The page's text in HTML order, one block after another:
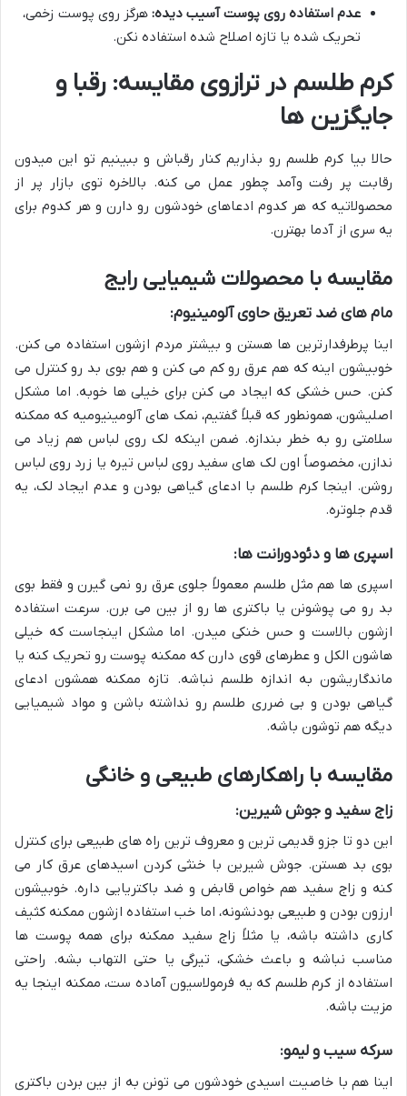
عدم استفاده روی پوست آسیب دیده: هرگز روی پوست زخمی،
تحریک شده یا تازه اصلاح شده استفاده نکن.
کرم طلسم در ترازوی مقایسه: رقبا و
جایگزین ها
حالا بیا کرم طلسم رو بذاریم کنار رقباش و ببینیم تو این میدون
رقابت پر رفت وآمد چطور عمل می کنه. بالاخره توی بازار پر از
محصولاتیه که هر کدوم ادعاهای خودشون رو دارن و هر کدوم برای
یه سری از آدما بهترن.
مقایسه با محصولات شیمیایی رایج
مام های ضد تعریق حاوی آلومینیوم:
اینا پرطرفدارترین ها هستن و بیشتر مردم ازشون استفاده می کنن.
خوبیشون اینه که هم عرق رو کم می کنن و هم بوی بد رو کنترل می
کنن. حس خشکی که ایجاد می کنن برای خیلی ها خوبه. اما مشکل
اصلیشون، همونطور که قبلاً گفتیم، نمک های آلومینیومیه که ممکنه
سلامتی رو به خطر بندازه. ضمن اینکه لک روی لباس هم زیاد می
ندازن، مخصوصاً اون لک های سفید روی لباس تیره یا زرد روی لباس
روشن. اینجا کرم طلسم با ادعای گیاهی بودن و عدم ایجاد لک، یه
قدم جلوتره.
اسپری ها و دئودورانت ها:
اسپری ها هم مثل طلسم معمولاً جلوی عرق رو نمی گیرن و فقط بوی
بد رو می پوشونن یا باکتری ها رو از بین می برن. سرعت استفاده
ازشون بالاست و حس خنکی میدن. اما مشکل اینجاست که خیلی
هاشون الکل و عطرهای قوی دارن که ممکنه پوست رو تحریک کنه یا
ماندگاریشون به اندازه طلسم نباشه. تازه ممکنه همشون ادعای
گیاهی بودن و بی ضرری طلسم رو نداشته باشن و مواد شیمیایی
دیگه هم توشون باشه.
مقایسه با راهکارهای طبیعی و خانگی
زاج سفید و جوش شیرین:
این دو تا جزو قدیمی ترین و معروف ترین راه های طبیعی برای کنترل
بوی بد هستن. جوش شیرین با خنثی کردن اسیدهای عرق کار می
کنه و زاج سفید هم خواص قابض و ضد باکتریایی داره. خوبیشون
ارزون بودن و طبیعی بودنشونه، اما خب استفاده ازشون ممکنه کثیف
کاری داشته باشه، یا مثلاً زاج سفید ممکنه برای همه پوست ها
مناسب نباشه و باعث خشکی، تیرگی یا حتی التهاب بشه. راحتی
استفاده از کرم طلسم که یه فرمولاسیون آماده ست، ممکنه اینجا یه
مزیت باشه.
سرکه سیب و لیمو:
اینا هم با خاصیت اسیدی خودشون می تونن به از بین بردن باکتری